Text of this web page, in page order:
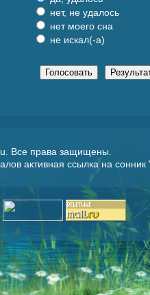
нет, не удалось
нет моего сна
не искал(-а)
Все права защищены.
активная ссылка на сонник